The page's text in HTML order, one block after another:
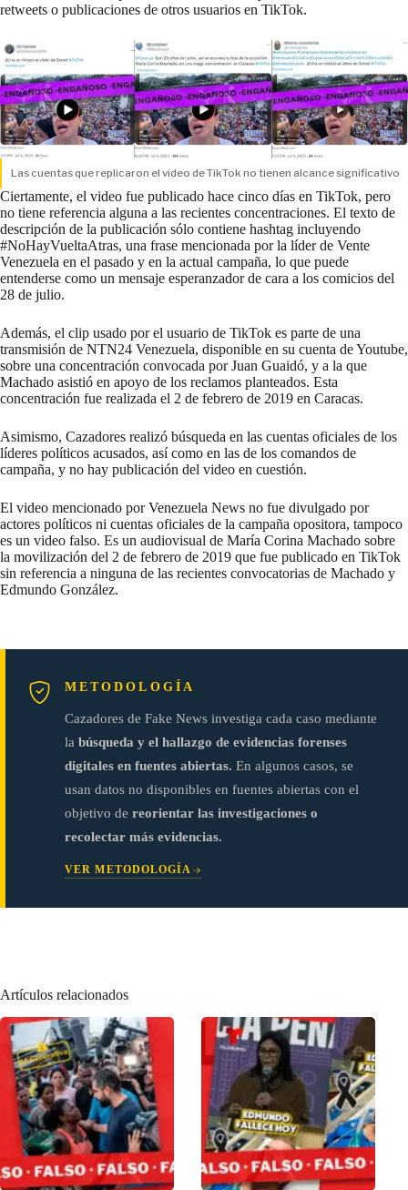
retweets o publicaciones de otros usuarios en TikTok.
Las cuentas que replicaron el video de TikTok no tienen alcance significativo
Ciertamente, el video fue publicado hace cinco días en TikTok, pero
no tiene referencia alguna a las recientes concentraciones. El texto de
descripción de la publicación sólo contiene hashtag incluyendo
#NoHayVueltaAtras, una frase mencionada por la líder de Vente
Venezuela en el pasado y en la actual campaña, lo que puede
entenderse como un mensaje esperanzador de cara a los comicios del
28 de julio.
Además, el clip usado por el usuario de TikTok es parte de una
transmisión de NTN24 Venezuela, disponible en su cuenta de Youtube,
sobre una concentración convocada por Juan Guaidó, y a la que
Machado asistió en apoyo de los reclamos planteados. Esta
concentración fue realizada el 2 de febrero de 2019 en Caracas.
Asimismo, Cazadores realizó búsqueda en las cuentas oficiales de los
líderes políticos acusados, así como en las de los comandos de
campaña, y no hay publicación del video en cuestión.
El video mencionado por Venezuela News no fue divulgado por
actores políticos ni cuentas oficiales de la campaña opositora, tampoco
es un video falso. Es un audiovisual de María Corina Machado sobre
la movilización del 2 de febrero de 2019 que fue publicado en TikTok
sin referencia a ninguna de las recientes convocatorias de Machado y
Edmundo González.
METODOLOGÍA
Cazadores de Fake News investiga cada caso mediante
la búsqueda y el hallazgo de evidencias forenses
digitales en fuentes abiertas. En algunos casos, se
usan datos no disponibles en fuentes abiertas con el
objetivo de reorientar las investigaciones o
recolectar más evidencias.
VER METODOLOGÍA
Artículos relacionados